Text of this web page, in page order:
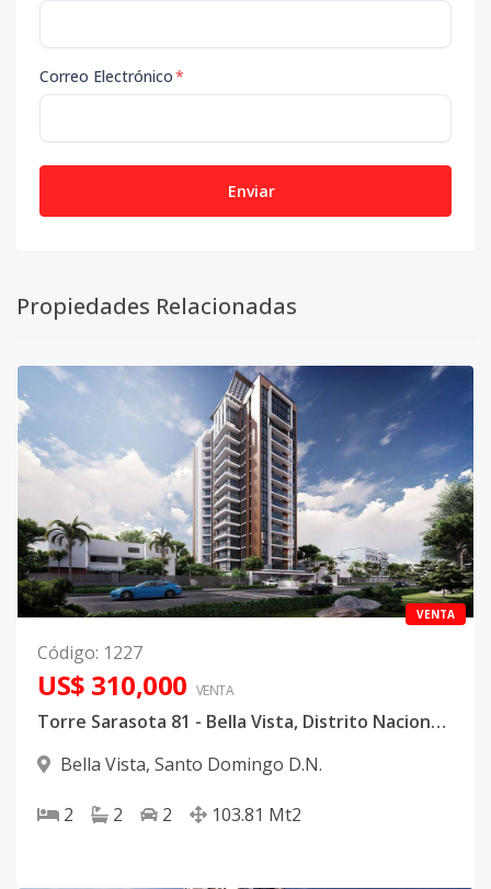
Correo Electrónico*
Enviar
Propiedades Relacionadas
VENTA
Código: 1227
US$ 310,000 VENTA
Torre Sarasota 81 - Bella Vista, Distrito Nacional - Apartamento con vistas panorámicas
Bella Vista, Santo Domingo D.N.
2 2 2 103.81 Mt2